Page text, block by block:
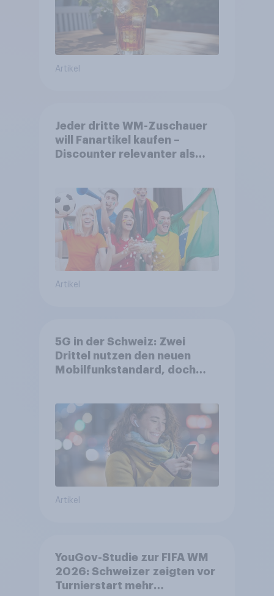
Artikel
Jeder dritte WM-Zuschauer
will Fanartikel kaufen –
Discounter relevanter als
Artikel
5G in der Schweiz: Zwei
Drittel nutzen den neuen
Mobilfunkstandard, doch
Artikel
YouGov-Studie zur FIFA WM
2026: Schweizer zeigten vor
Turnierstart mehr